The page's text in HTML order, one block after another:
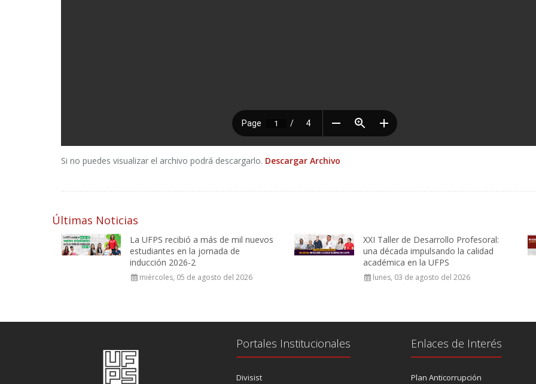
Si no puedes visualizar el archivo podrá descargarlo. Descargar Archivo
Últimas Noticias
La UFPS recibió a más de mil nuevos
estudiantes en la jornada de
inducción 2026-2
miércoles, 05 de agosto del 2026
XXI Taller de Desarrollo Profesoral:
una década impulsando la calidad
académica en la UFPS
lunes, 03 de agosto del 2026
Portales Institucionales
Divisist
Enlaces de Interés
Plan Anticorrupción